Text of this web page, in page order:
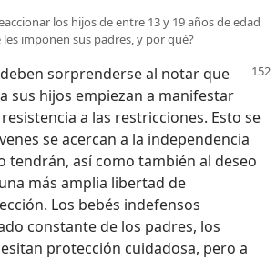
los hijos de entre 13 y 19 años de edad
imponen sus padres, y por qué?
sorprenderse al notar que
sus hijos empiezan a manifestar
a las restricciones. Esto se
se acercan a la independencia
tendrán, así como también al deseo
más amplia libertad de
Los bebés indefensos
constante de los padres, los
protección cuidadosa, pero a